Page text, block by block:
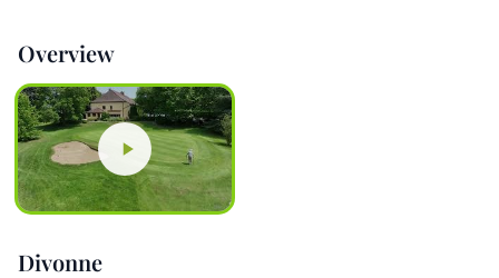
Overview
Divonne